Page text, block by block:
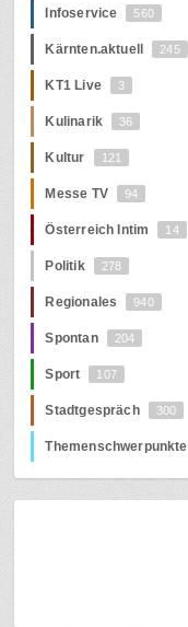
Infoservice 560
Kärnten.aktuell 245
KT1 Live 3
Kulinarik 36
Kultur 121
Messe TV 94
Österreich Intim 14
Politik 278
Regionales 940
Spontan 204
Sport 107
Stadtgespräch 300
Themenschwerpunkte